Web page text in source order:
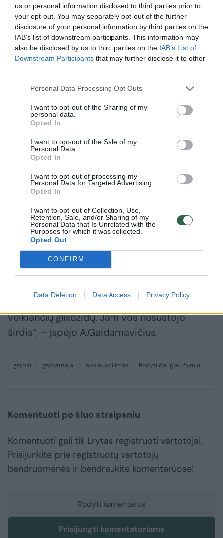
us or personal information disclosed to third parties prior to
your opt-out. You may separately opt-out of the further
disclosure of your personal information by third parties on the
IAB’s list of downstream participants. This information may
also be disclosed by us to third parties on the IAB’s List of
Downstream Participants that may further disclose it to other
Personal Data Processing Opt Outs
I want to opt-out of the Sharing of my
personal data.
Opted In
I want to opt-out of the Sale of my
Personal Data.
Opted In
I want to opt-out of processing my
Personal Data for Targeted Advertising.
Opted In
I want to opt-out of Collection, Use,
Retention, Sale, and/or Sharing of my
Personal Data that Is Unrelated with the
Purposes for which it was collected.
Opted Out
CONFIRM
Data Deletion Data Access Privacy Policy
„Kai grybas tampa plokščias, patogu jį volioti
ir kepti, tai net ir žinant, kad tai skėtinė
žvynabudė, geriau palaukti, kol išsiskleis.
tada jau ir garantija, kad tikrai skėtinė“, –
rekomenduoja grybus palikti miške.
„Jeigu internete pamatai nuotraukas ir tik
ieškai panašių, tai – pirmas apsinuodijimo
būdas. Per vieną iš mano žygių Santaros
klinikų gydytoja pasakojo, kai žmogus,
prisižiūrėjęs feisbuke, nusprendė pasirinkti
meškinių česnakų.
panašūs, bet mirtinai nuodingi, turi širdį
veikiančių glikozidų. Jam vos nesustojo
širdis“, – įspėjo A.Gaidamavičius.
grybai grybautojai apsinuodijimas Rodyti daugiau žymių
Komentuoti po šiuo straipsniu
Komentuoti gali tik Lrytas registruoti vartotojai.
Prisijunkite prie registruotų vartotojų
bendruomenės ir bendraukite komentaruose!
Rodyti komentarus
Prisijungti komentatoriams